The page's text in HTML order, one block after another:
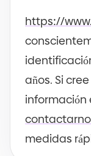
https://
años. Si
información
medidas